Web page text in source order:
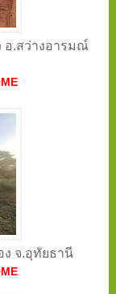
อ.สว่างอารมณ์
ง จ.อุทัยธานี